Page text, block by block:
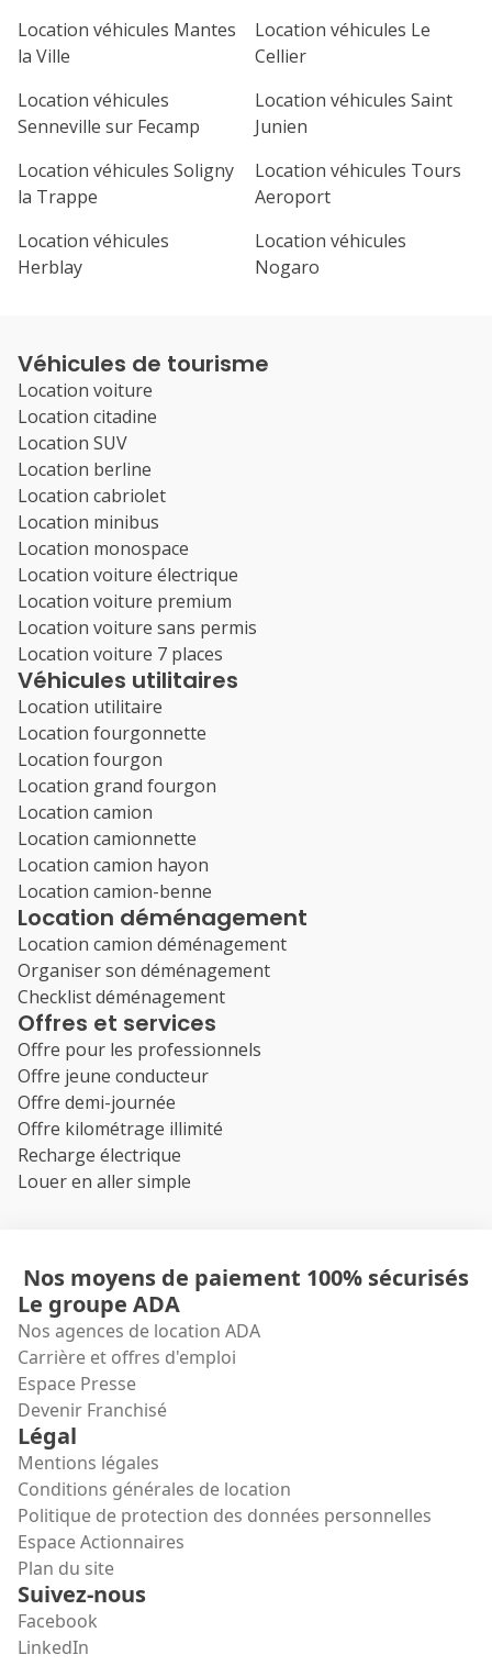
Location véhicules Mantes
la Ville
Location véhicules Le
Cellier
Location véhicules
Senneville sur Fecamp
Location véhicules Saint
Junien
Location véhicules Soligny
la Trappe
Location véhicules Tours
Aeroport
Location véhicules
Herblay
Location véhicules
Nogaro
Véhicules de tourisme
Location voiture
Location citadine
Location SUV
Location berline
Location cabriolet
Location minibus
Location monospace
Location voiture électrique
Location voiture premium
Location voiture sans permis
Location voiture 7 places
Véhicules utilitaires
Location utilitaire
Location fourgonnette
Location fourgon
Location grand fourgon
Location camion
Location camionnette
Location camion hayon
Location camion-benne
Location déménagement
Location camion déménagement
Organiser son déménagement
Checklist déménagement
Offres et services
Offre pour les professionnels
Offre jeune conducteur
Offre demi-journée
Offre kilométrage illimité
Recharge électrique
Louer en aller simple
Nos moyens de paiement 100% sécurisés
Le groupe ADA
Nos agences de location ADA
Carrière et offres d'emploi
Espace Presse
Devenir Franchisé
Légal
Mentions légales
Conditions générales de location
Politique de protection des données personnelles
Espace Actionnaires
Plan du site
Suivez-nous
Facebook
LinkedIn